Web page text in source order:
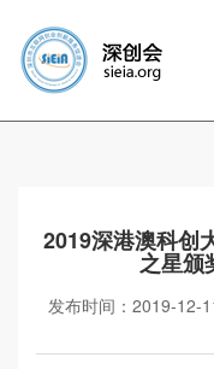
2019深港澳科创
之星颁
发布时间：2019-12-